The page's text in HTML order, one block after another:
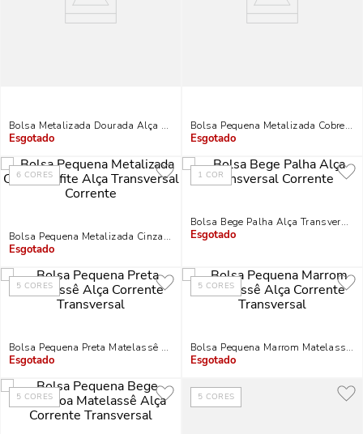
Bolsa Metalizada Dourada Alça De Corrente
Indisponível
Bolsa Pequena Metalizada Cobre
Indisponível
6 CORES
Bolsa Pequena Metalizada Cinza Grafite Alça Transversal Corrente
Indisponível
1 COR
Bolsa Bege Palha Alça Transversal
Indisponível
5 CORES
Bolsa Pequena Preta Matelassê Alça Corrente Transversal
Indisponível
5 CORES
Bolsa Pequena Marrom Matelassê
Indisponível
5 CORES 5 CORES